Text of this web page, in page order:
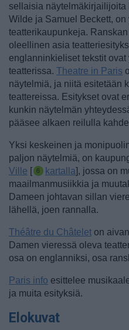
sellaisia näytelmäkirjailijoita
Wilde ja Samuel Beckett,
teatterikaupunkeja.
oleellinen asia
englanninkieliset tekstit
teatterissa. Theatre in Paris
näytelmiä, ja niitä esitetään
teattereissa. Esitykset ovat
kunkin näytelmän
pääsee alkaen reilulla
Yksi keskeinen ja
paljon näytelmiä, on
Ville [ kartalla], jossa on
maailmanmusiikkia ja
Dameen johtavan sillan
lähellä, joen rannalla.
Théâtre du Châtelet on
Damen vieressä oleva
osa on englanniksi, osa
Paris info esittelee
ja muita esityksiä.
Elokuvat